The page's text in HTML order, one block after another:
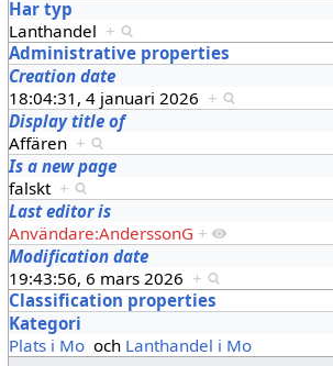
Har typ
Lanthandel +
Administrative properties
Creation date
18:04:31, 4 januari 2026 +
Display title of
Affären +
Is a new page
falskt +
Last editor is
Användare:AnderssonG +
Modification date
19:43:56, 6 mars 2026 +
Classification properties
Kategori
Plats i Mooch Lanthandel i Mo